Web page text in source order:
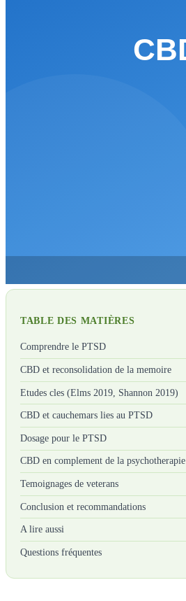
TABLE DES MATIÈRES
Comprendre le PTSD
CBD et reconsolidation de la memoire
Etudes cles (Elms 2019, Shannon 2019)
CBD et cauchemars lies au PTSD
Dosage pour le PTSD
CBD en complement de la psychotherapie
Temoignages de veterans
Conclusion et recommandations
A lire aussi
Questions fréquentes